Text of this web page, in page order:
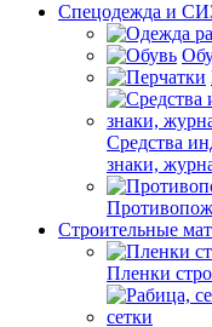
Спецодежда и
Средства
знаки,
Строительные
Пленки